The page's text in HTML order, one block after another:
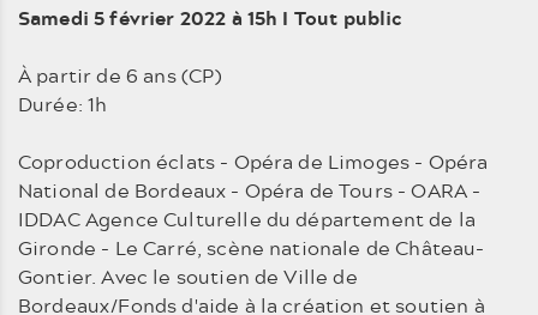
Samedi 5 février 2022 à 15h I Tout public
À partir de 6 ans (CP)
Durée: 1h
Coproduction éclats - Opéra de Limoges - Opéra
National de Bordeaux - Opéra de Tours - OARA -
IDDAC Agence Culturelle du département de la
Gironde - Le Carré, scène na­tionale de Château-
Gontier. Avec le soutien de Ville de
Bordeaux/Fonds d'aide à la créa­tion et soutien à